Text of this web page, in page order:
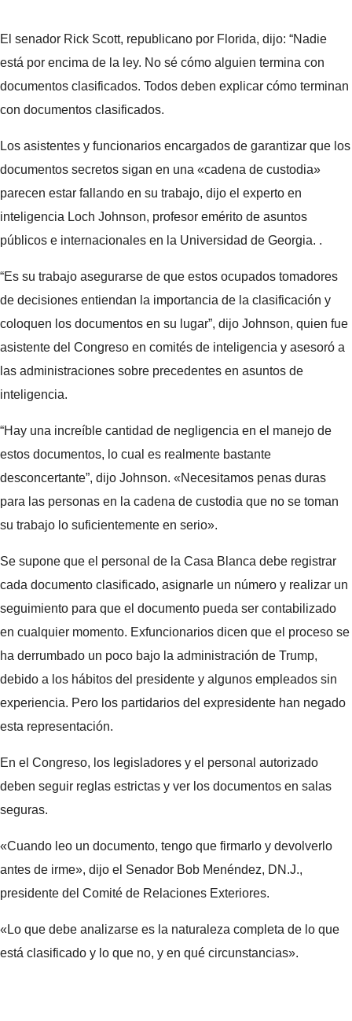
El senador Rick Scott, republicano por Florida, dijo: “Nadie
está por encima de la ley. No sé cómo alguien termina con
documentos clasificados. Todos deben explicar cómo terminan
con documentos clasificados.
Los asistentes y funcionarios encargados de garantizar que los
documentos secretos sigan en una «cadena de custodia»
parecen estar fallando en su trabajo, dijo el experto en
inteligencia Loch Johnson, profesor emérito de asuntos
públicos e internacionales en la Universidad de Georgia. .
“Es su trabajo asegurarse de que estos ocupados tomadores
de decisiones entiendan la importancia de la clasificación y
coloquen los documentos en su lugar”, dijo Johnson, quien fue
asistente del Congreso en comités de inteligencia y asesoró a
las administraciones sobre precedentes en asuntos de
inteligencia.
“Hay una increíble cantidad de negligencia en el manejo de
estos documentos, lo cual es realmente bastante
desconcertante”, dijo Johnson. «Necesitamos penas duras
para las personas en la cadena de custodia que no se toman
su trabajo lo suficientemente en serio».
Se supone que el personal de la Casa Blanca debe registrar
cada documento clasificado, asignarle un número y realizar un
seguimiento para que el documento pueda ser contabilizado
en cualquier momento. Exfuncionarios dicen que el proceso se
ha derrumbado un poco bajo la administración de Trump,
debido a los hábitos del presidente y algunos empleados sin
experiencia. Pero los partidarios del expresidente han negado
esta representación.
En el Congreso, los legisladores y el personal autorizado
deben seguir reglas estrictas y ver los documentos en salas
seguras.
«Cuando leo un documento, tengo que firmarlo y devolverlo
antes de irme», dijo el Senador Bob Menéndez, DN.J.,
presidente del Comité de Relaciones Exteriores.
«Lo que debe analizarse es la naturaleza completa de lo que
está clasificado y lo que no, y en qué circunstancias».